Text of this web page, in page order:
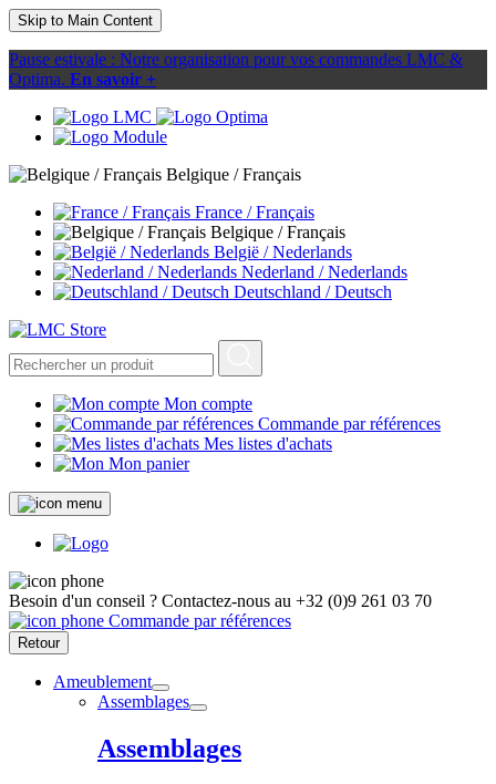
Skip to Main Content
Pause estivale : Notre organisation pour vos commandes LMC &
Optima. En savoir +
Belgique / Français
France / Français
Belgique / Français
België / Nederlands
Nederland / Nederlands
Deutschland / Deutsch
Mon compte
Commande par références
Mes listes d'achats
Mon panier
Besoin d'un conseil ? Contactez-nous au +32 (0)9 261 03 70
Commande par références
Retour
Ameublement
Assemblages
Assemblages